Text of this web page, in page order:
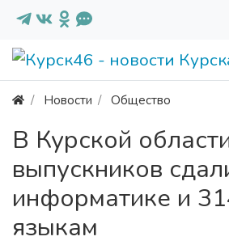
Новости Общество
В Курской
выпускников
информатике и
языкам